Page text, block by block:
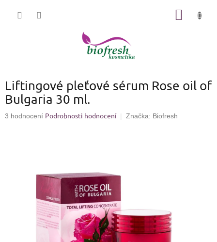
Liftingové pleťové sérum Rose oil of
Bulgaria 30 ml.
Průměrné
hvězdiček.
3 hodnocení Podrobnosti hodnocení Značka: Biofresh